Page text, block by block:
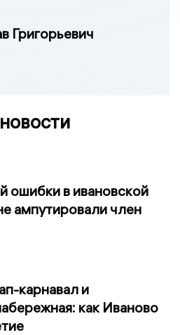
Григорьевич
ошибки в ивановской
ампутировали член
карнавал и
как Иваново